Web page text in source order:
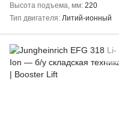
Высота подъема, мм 220
Тип двигателя Литий-ионный